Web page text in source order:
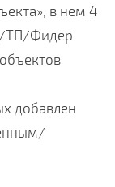
в нем 4
ТП/Фидер
добавлен